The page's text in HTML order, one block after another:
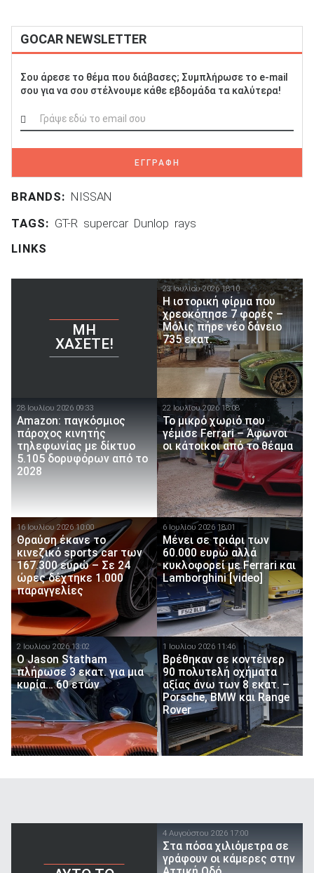
GOCAR NEWSLETTER
Σου άρεσε το θέμα που διάβασες; Συμπλήρωσε το e-mail
σου για να σου στέλνουμε κάθε εβδομάδα τα καλύτερα!
ΕΓΓΡΑΦΗ
BRANDS: NISSAN
TAGS: GT-R supercar Dunlop rays
LINKS
ΜΗ
ΧΆΣΕΤΕ!
23 Ιουλίου 2026 18:10
Η ιστορική φίρμα που
χρεοκόπησε 7 φορές –
Μόλις πήρε νέο δάνειο
735 εκατ.
28 Ιουλίου 2026 09:33
Amazon: παγκόσμιος
πάροχος κινητής
τηλεφωνίας με δίκτυο
5.105 δορυφόρων από το
2028
22 Ιουλίου 2026 18:08
Το μικρό χωριό που
γέμισε Ferrari – Άφωνοι
οι κάτοικοι από το θέαμα
16 Ιουλίου 2026 10:00
Θραύση έκανε το
κινεζικό sports car των
167.300 ευρώ – Σε 24
ώρες δέχτηκε 1.000
παραγγελίες
6 Ιουλίου 2026 18:01
Μένει σε τριάρι των
60.000 ευρώ αλλά
κυκλοφορεί με Ferrari και
Lamborghini [video]
2 Ιουλίου 2026 13:02
Ο Jason Statham
πλήρωσε 3 εκατ. για μια
κυρία… 60 ετών
1 Ιουλίου 2026 11:46
Βρέθηκαν σε κοντέινερ
90 πολυτελή οχήματα
αξίας άνω των 8 εκατ. –
Porsche, BMW και Range
Rover
4 Αυγούστου 2026 17:00
Στα πόσα χιλιόμετρα σε
γράφουν οι κάμερες στην